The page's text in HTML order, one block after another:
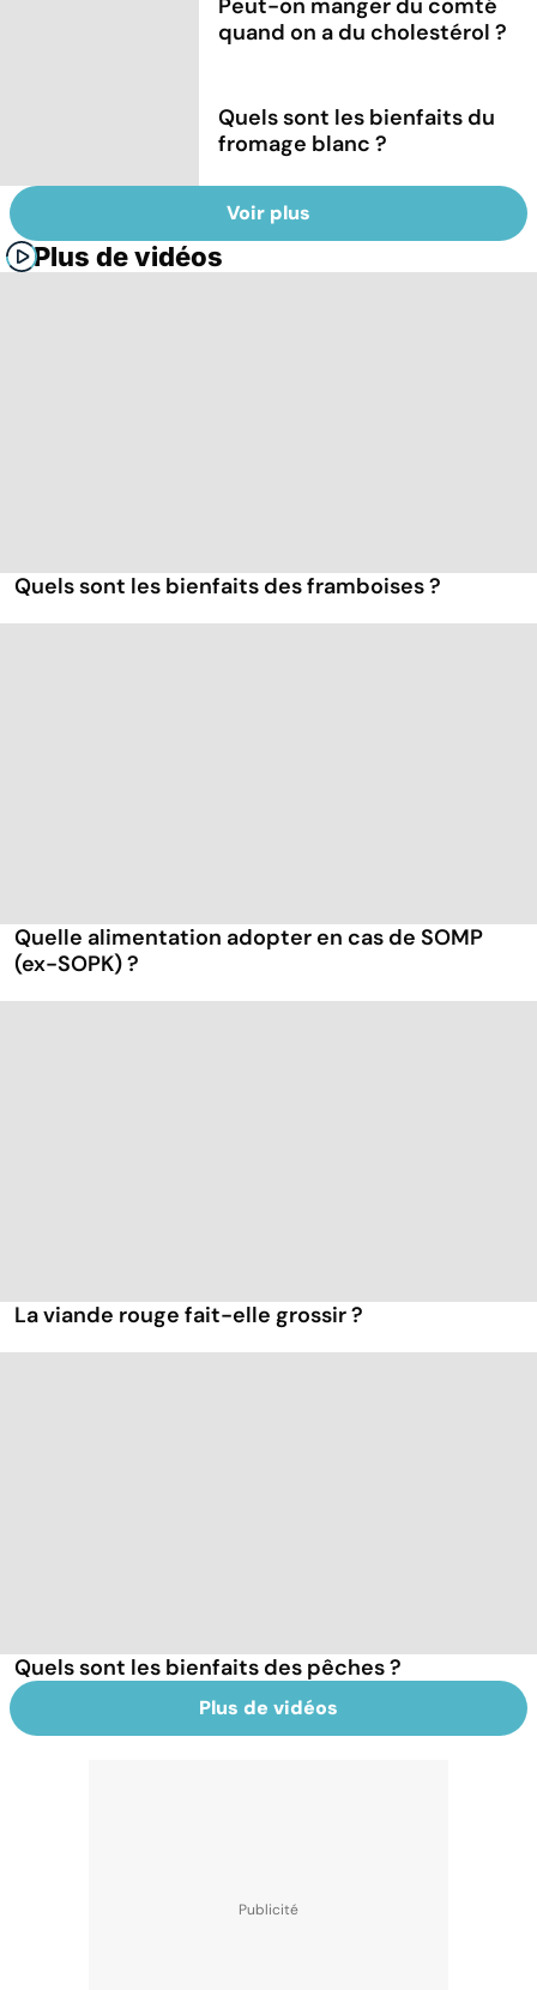
quand on a du cholestérol ?
Quels sont les bienfaits du
fromage blanc ?
Voir plus
Plus de vidéos
Quels sont les bienfaits des framboises ?
Quelle alimentation adopter en cas de SOMP
(ex-SOPK) ?
La viande rouge fait-elle grossir ?
Quels sont les bienfaits des pêches ?
Plus de vidéos